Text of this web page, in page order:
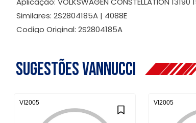
Similares: 2S2804185A | 4088E
Codigo Original: 2S2804185A
Sugestões Vannucci
VI2005 VI2005